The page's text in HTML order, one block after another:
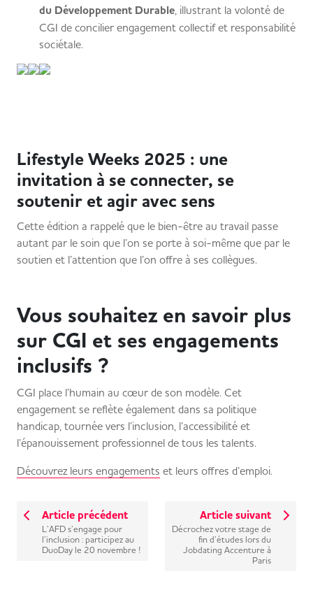
du Développement Durable, illustrant la volonté de
CGI de concilier engagement collectif et responsabilité
sociétale.
Lifestyle Weeks 2025 : une
invitation à se connecter, se
soutenir et agir avec sens
Cette édition a rappelé que le bien-être au travail passe
autant par le soin que l’on se porte à soi-même que par le
soutien et l’attention que l’on offre à ses collègues.
Vous souhaitez en savoir plus
sur CGI et ses engagements
inclusifs ?
CGI place l’humain au cœur de son modèle. Cet
engagement se reflète également dans sa politique
handicap, tournée vers l’inclusion, l’accessibilité et
l’épanouissement professionnel de tous les talents.
Découvrez leurs engagements et leurs offres d’emploi.
Article précédent
L’AFD s’engage pour
l’inclusion : participez au
DuoDay le 20 novembre !
Article suivant
Décrochez votre stage de
fin d’études lors du
Jobdating Accenture à
Paris